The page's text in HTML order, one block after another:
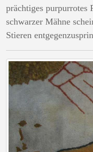
prächtiges purpurrotes
schwarzer Mähne
Stieren